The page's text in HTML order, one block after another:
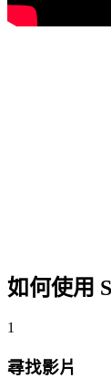
如何使用
1
尋找影片